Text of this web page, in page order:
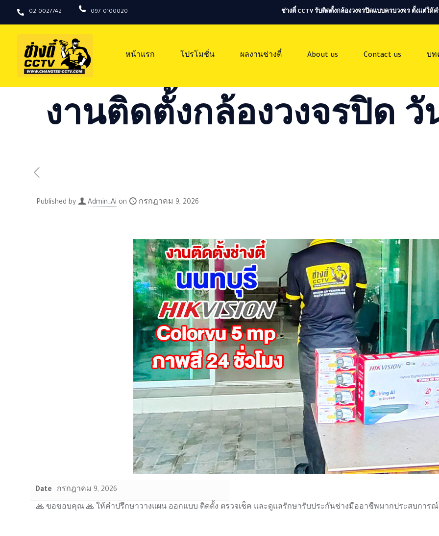
02-0027742 097-0100020 ช่างตี๋ CCTV รับติดตั้งกล้องวงจรปิดแบบครบวงจร ตั้งแต่
หน้าแรก โปรโมชั่น ผลงานช่างตี๋ About us Contact us บท
งานติดตั้งกล้องวงจรปิด วั
Published by Admin_Ai on กรกฎาคม 9, 2026
Date กรกฎาคม 9, 2026
🙏 ขอขอบคุณ 🙏 ให้คำปรึกษาวางแผน ออกแบบ ติดตั้ง ตรวจเช็ค และดูแลรักษารับประกันช่างมืออาชีพมากประสบการณ์